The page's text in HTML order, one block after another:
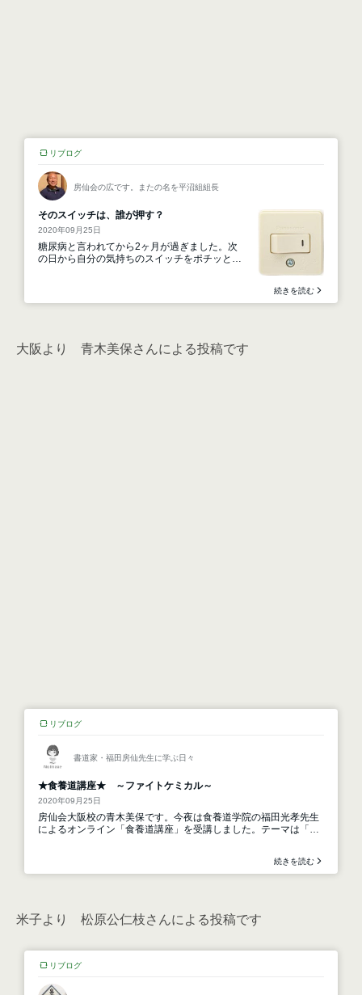
大阪より 青木美保さんによる投稿です
米子より 松原公仁枝さんによる投稿です